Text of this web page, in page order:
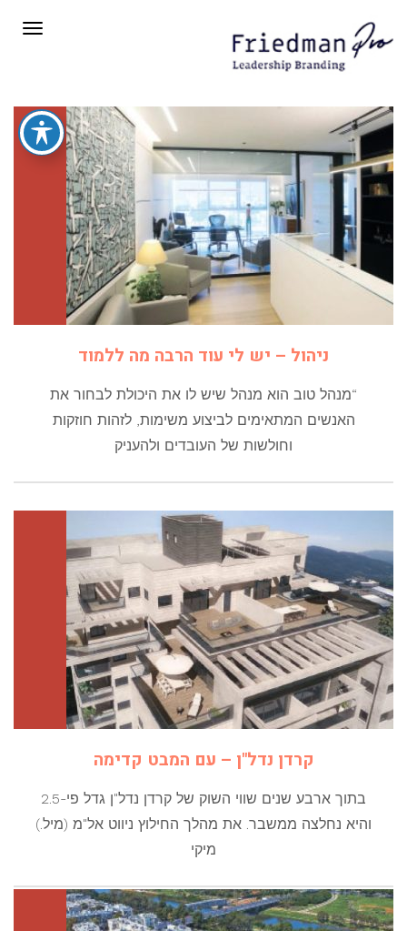
ניהול – יש לי עוד הרבה מה ללמוד
“מנהל טוב הוא מנהל שיש לו את היכולת לבחור את
האנשים המתאימים לביצוע משימות, לזהות חוזקות
וחולשות של העובדים ולהעניק
קרדן נדל"ן – עם המבט קדימה
בתוך ארבע שנים שווי השוק של קרדן נדל"ן גדל פי-2.5
והיא נחלצה ממשבר. את מהלך החילוץ ניווט אל"מ (מיל.)
מיקי